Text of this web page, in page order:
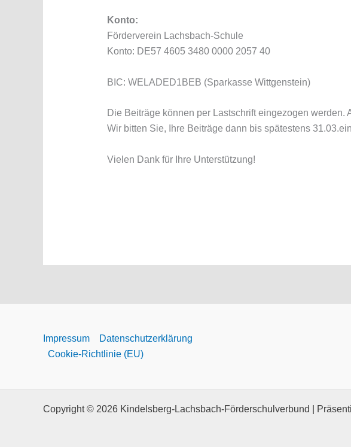
Konto:
Förderverein Lachsbach-Schule
Konto: DE57 4605 3480 0000 2057 40
BIC: WELADED1BEB (Sparkasse Wittgenstein)
Die Beiträge können per Lastschrift eingezogen
Wir bitten Sie, Ihre Beiträge dann bis spätestens
Vielen Dank für Ihre Unterstützung!
Impressum
Datenschutzerklärung
Cookie-Richtlinie (EU)
Copyright © 2026 Kindelsberg-Lachsbach-Förderschulverbund |